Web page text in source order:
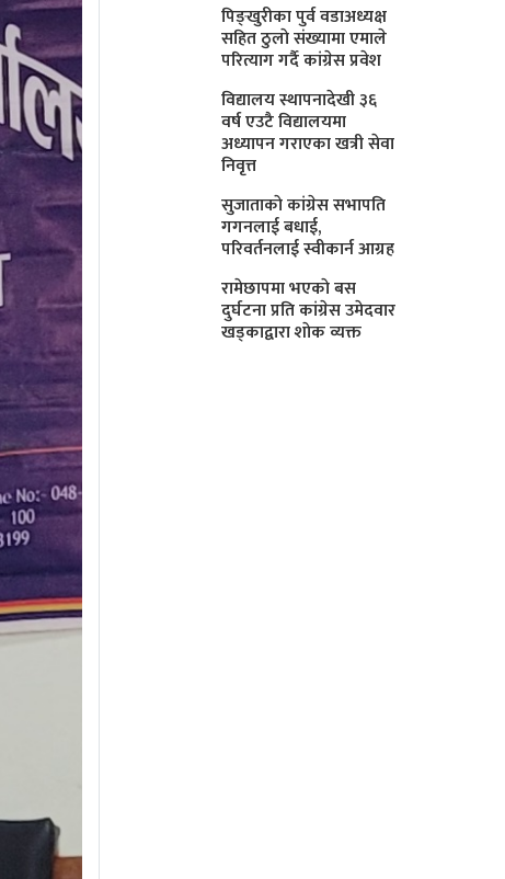
पिङ्खुरीका पुर्व वडाअध्यक्ष
सहित ठुलाे संख्यामा एमाले
परित्याग गर्दै कांग्रेस प्रवेश
विद्यालय स्थापनादेखी ३६
वर्ष एउटै विद्यालयमा
अध्यापन गराएका खत्री सेवा
निवृत्त
सुजाताकाे कांग्रेस सभापति
गगनलाई बधाई,
परिवर्तनलाई स्वीकार्न आग्रह
रामेछापमा भएकाे बस
दुर्घटना प्रति कांग्रेस उमेदवार
खड्काद्वारा शाेक व्यक्त